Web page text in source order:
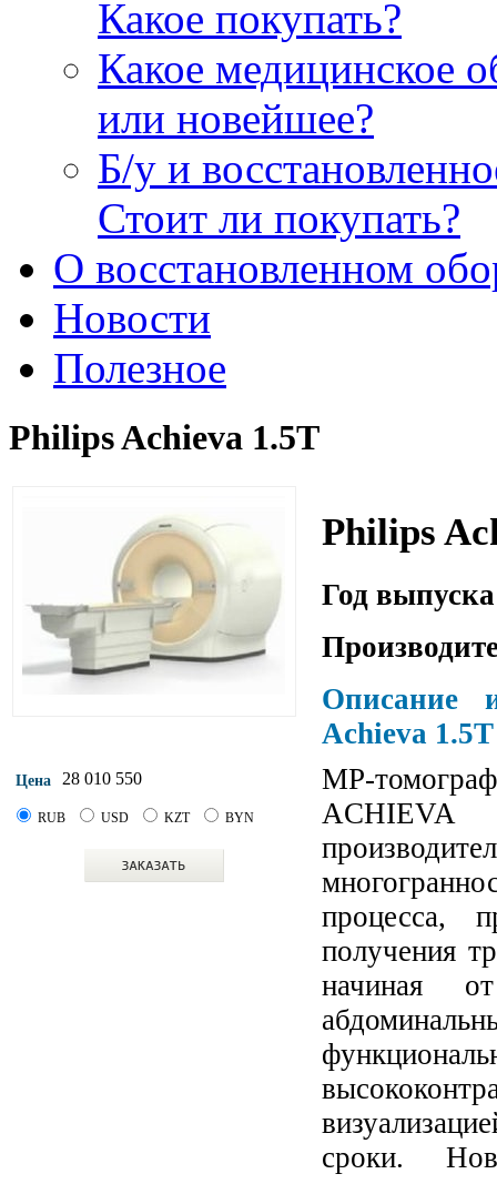
Какое покупать?
Какое медицинское
или новейшее?
Б/у и
Стоит ли покупать?
О восстановленном
Новости
Полезное
Philips Achieva 1.5T
Цена 28 010 550
RUB USD KZT BYN
Philips
Год
Описание
Achieva 1.5T
МР-
процесса,
получения
начиная
сроки.